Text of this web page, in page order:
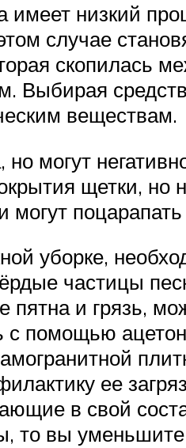
имеет низкий
случае
скопилась
Выбирая
веществам.
могут
щетки, но
могут
уборке,
частицы
и грязь,
с помощью
ее
в свой
то вы